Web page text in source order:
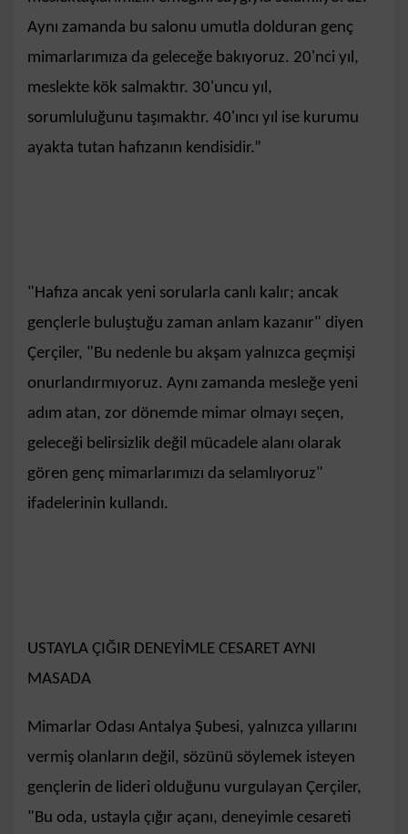
Aynı zamanda bu salonu umutla dolduran genç
mimarlarımıza da geleceğe bakıyoruz. 20'nci yıl,
meslekte kök salmaktır. 30'uncu yıl,
sorumluluğunu taşımaktır. 40'ıncı yıl ise kurumu
ayakta tutan hafızanın kendisidir.”
"Hafıza ancak yeni sorularla canlı kalır; ancak
gençlerle buluştuğu zaman anlam kazanır" diyen
Çerçiler, "Bu nedenle bu akşam yalnızca geçmişi
onurlandırmıyoruz. Aynı zamanda mesleğe yeni
adım atan, zor dönemde mimar olmayı seçen,
geleceği belirsizlik değil mücadele alanı olarak
gören genç mimarlarımızı da selamlıyoruz"
ifadelerinin kullandı.
USTAYLA ÇIĞIR DENEYİMLE CESARET AYNI
MASADA
Mimarlar Odası Antalya Şubesi, yalnızca yıllarını
vermiş olanların değil, sözünü söylemek isteyen
gençlerin de lideri olduğunu vurgulayan Çerçiler,
"Bu oda, ustayla çığır açanı, deneyimle cesareti